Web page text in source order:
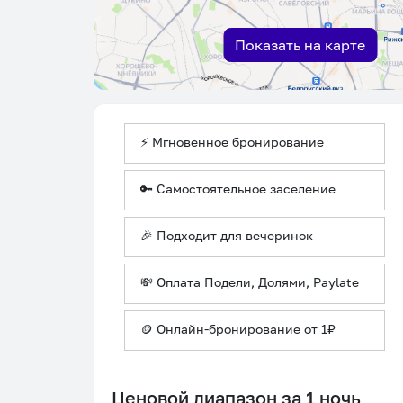
Показать на карте
⚡ Мгновенное бронирование
🔑 Самостоятельное заселение
🎉 Подходит для вечеринок
💸 Оплата Подели, Долями, Paylate
🪙 Онлайн-бронирование от 1₽
Ценовой диапазон за 1 ночь